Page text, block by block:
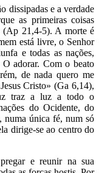
dissipadas e a verdade
as primeiras coisas
21,4-5). A morte é
está livre, o Senhor
e todas as nações,
adorar. Com o beato
de nada quero me
Cristo» (Ga 6,14),
traz a luz a todo o
do Ocidente, do
numa única fé, num só
dirige-se ao centro do
e reunir na sua